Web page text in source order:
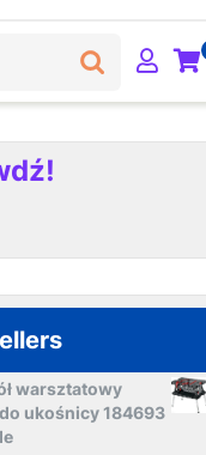
warsztatowy
ukośnicy 184693